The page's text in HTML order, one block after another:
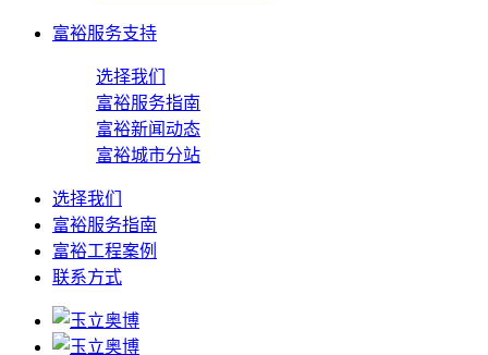
富裕服务支持
选择我们
富裕服务指南
富裕新闻动态
富裕城市分站
选择我们
富裕服务指南
富裕工程案例
联系方式